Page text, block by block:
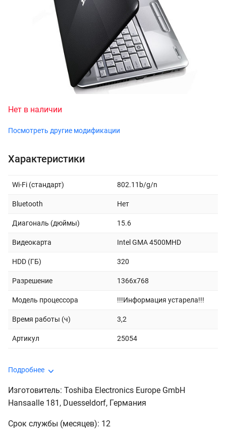
Нет в наличии
Посмотреть другие модификации
Характеристики
Wi-Fi (стандарт) 802.11b/g/n
Bluetooth Нет
Диагональ (дюймы) 15.6
Видеокарта Intel GMA 4500MHD
HDD (ГБ) 320
Разрешение 1366x768
Модель процессора !!!Информация устарела!!!
Время работы (ч) 3,2
Артикул 25054
Подробнее
Изготовитель: Toshiba Electronics Europe GmbH
Hansaalle 181, Duesseldorf, Германия
Срок службы (месяцев): 12